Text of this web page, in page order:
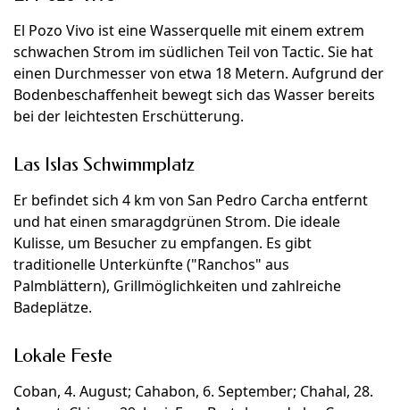
El Pozo Vivo ist eine Wasserquelle mit einem extrem
schwachen Strom im südlichen Teil von Tactic. Sie hat
einen Durchmesser von etwa 18 Metern. Aufgrund der
Bodenbeschaffenheit bewegt sich das Wasser bereits
bei der leichtesten Erschütterung.
Las Islas Schwimmplatz
Er befindet sich 4 km von San Pedro Carcha entfernt
und hat einen smaragdgrünen Strom. Die ideale
Kulisse, um Besucher zu empfangen. Es gibt
traditionelle Unterkünfte ("Ranchos" aus
Palmblättern), Grillmöglichkeiten und zahlreiche
Badeplätze.
Lokale Feste
Coban, 4. August; Cahabon, 6. September; Chahal, 28.